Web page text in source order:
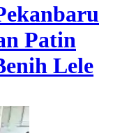
Patin
Lele